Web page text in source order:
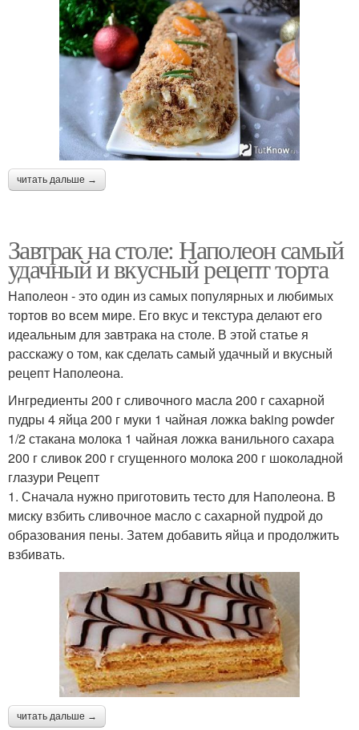
читать дальше →
Завтрак на столе: Наполеон самый
удачный и вкусный рецепт торта
Наполеон - это один из самых популярных и любимых
тортов во всем мире. Его вкус и текстура делают его
идеальным для завтрака на столе. В этой статье я
расскажу о том, как сделать самый удачный и вкусный
рецепт Наполеона.
Ингредиенты 200 г сливочного масла 200 г сахарной
пудры 4 яйца 200 г муки 1 чайная ложка baking powder
1/2 стакана молока 1 чайная ложка ванильного сахара
200 г сливок 200 г сгущенного молока 200 г шоколадной
глазури Рецепт
1. Сначала нужно приготовить тесто для Наполеона. В
миску взбить сливочное масло с сахарной пудрой до
образования пены. Затем добавить яйца и продолжить
взбивать.
читать дальше →